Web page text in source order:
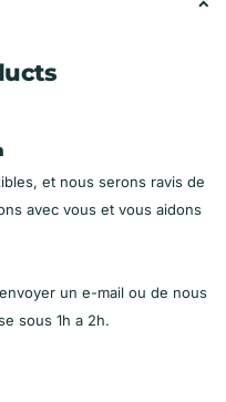
et nous serons ravis de
avec vous et vous aidons
un e-mail ou de nous
sous 1h a 2h.